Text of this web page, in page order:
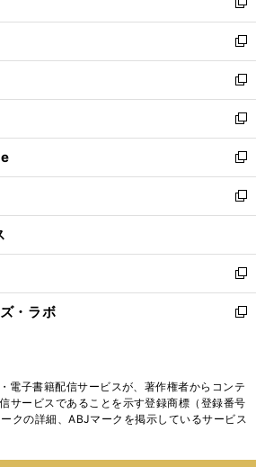
開
く
ド
ウ
で
開
く
ィ
ン
ド
ウ
で
開
く
い
ウ
ィ
ン
ド
ウ
で
開
く
新
し
い
ウ
ィ
ン
ド
ウ
で
開
く
新
し
い
ウ
ィ
ン
ド
ウ
で
開
新
し
い
ウ
ィ
ン
ド
ウ
開
く
新
し
い
ウ
ィ
ン
ウ
で
開
く
新
し
い
ウ
ン
ド
ウ
で
新
し
ウ
ィ
ン
ド
く
新
し
い
ド
ウ
で
・ラボ
新
ィ
ン
ド
電子書籍配信サービスが、著作権者からコンテ
サービスであることを示す登録商標（登録番号
クの詳細、ABJマークを掲示しているサービス